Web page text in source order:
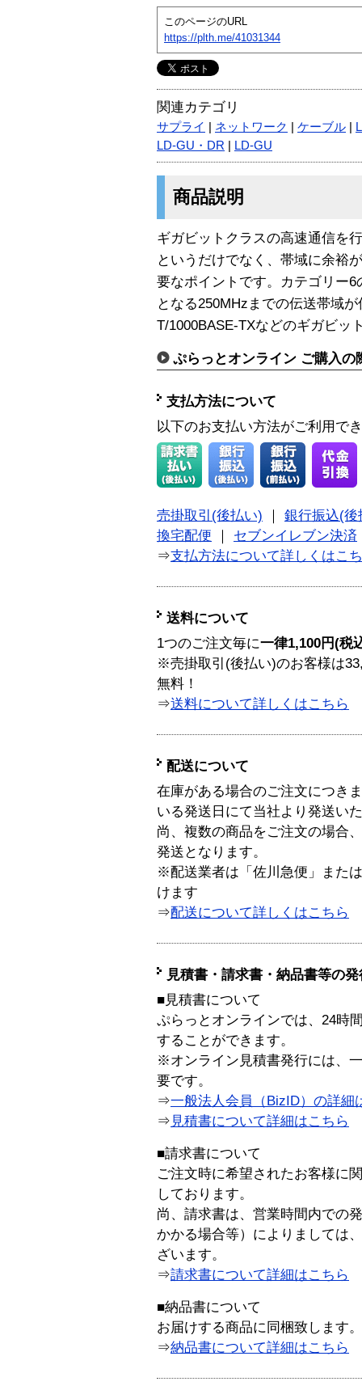
このページのURL
https://plth.me/41031344
関連カテゴリ
サプライ ネットワーク ケーブル
LD-GU・DR
LD-GU
商品説明
ギガビットクラスの高速通信を
というだけでなく、帯域に余裕
要なポイントです。カテゴリー
となる250MHzまでの伝送帯域
T/1000BASE-TXなどのギガビッ
ぷらっとオンライン ご購入の
支払方法について
以下のお支払い方法がご利用で
売掛取引(後払い)
銀行振込(後
換宅配便
セブンイレブン決済
⇒支払方法について詳しくはこ
送料について
1つのご注文毎に一律1,100円(税
※売掛取引(後払い)のお客様は
無料！
⇒送料について詳しくはこちら
配送について
在庫がある場合のご注文につき
いる発送日にて当社より発送い
尚、複数の商品をご注文の場合
発送となります。
※配送業者は「佐川急便」また
けます
⇒配送について詳しくはこちら
見積書・請求書・納品書等の
■見積書について
ぷらっとオンラインでは、24時
することができます。
※オンライン見積書発行には、
要です。
⇒一般法人会員（BizID）の詳細
⇒ 見積書について詳細はこちら
■請求書について
ご注文時に希望されたお客様に
しております。
尚、請求書は、営業時間内での
かかる場合等）によりましては
ざいます。
⇒請求書について詳細はこちら
■納品書について
お届けする商品に同梱致します。
⇒納品書について詳細はこちら